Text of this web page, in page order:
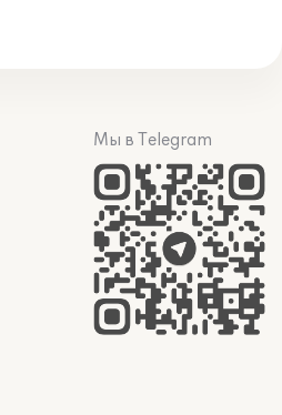
Мы в Telegram